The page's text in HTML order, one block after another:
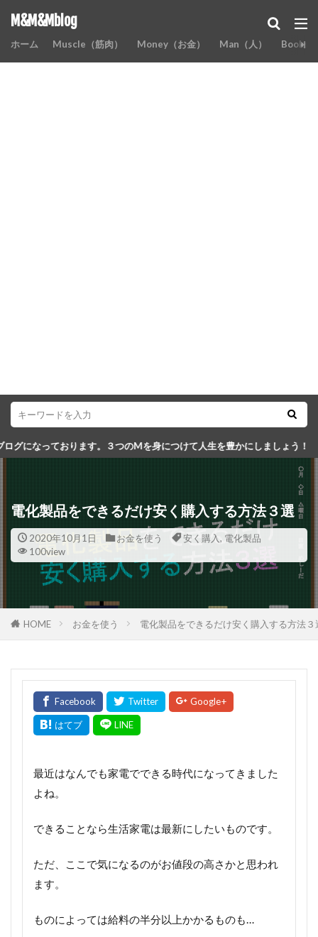
M&M&Mblog
ホーム Muscle（筋肉） Money（お金） Man（人） Books
す。３つのMを身につけて人生を豊かにしましょう！
電化製品をできるだけ安く購入する方法３選
2020年10月1日 お金を使う 安く購入, 電化製品
100view
HOME お金を使う 電化製品をできるだけ安く購入する方法３
最近はなんでも家電でできる時代になってきました
よね。
できることなら生活家電は最新にしたいものです。
ただ、ここで気になるのがお値段の高さかと思われ
ます。
ものによっては給料の半分以上かかるものも…